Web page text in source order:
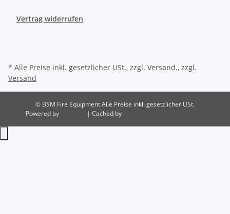
Vertrag widerrufen
* Alle Preise inkl. gesetzlicher USt., zzgl. Versand., zzgl.
Versand
© BSM Fire EquipmentAlle Preise inkl. gesetzlicher USt.
Powered by
| Cached by